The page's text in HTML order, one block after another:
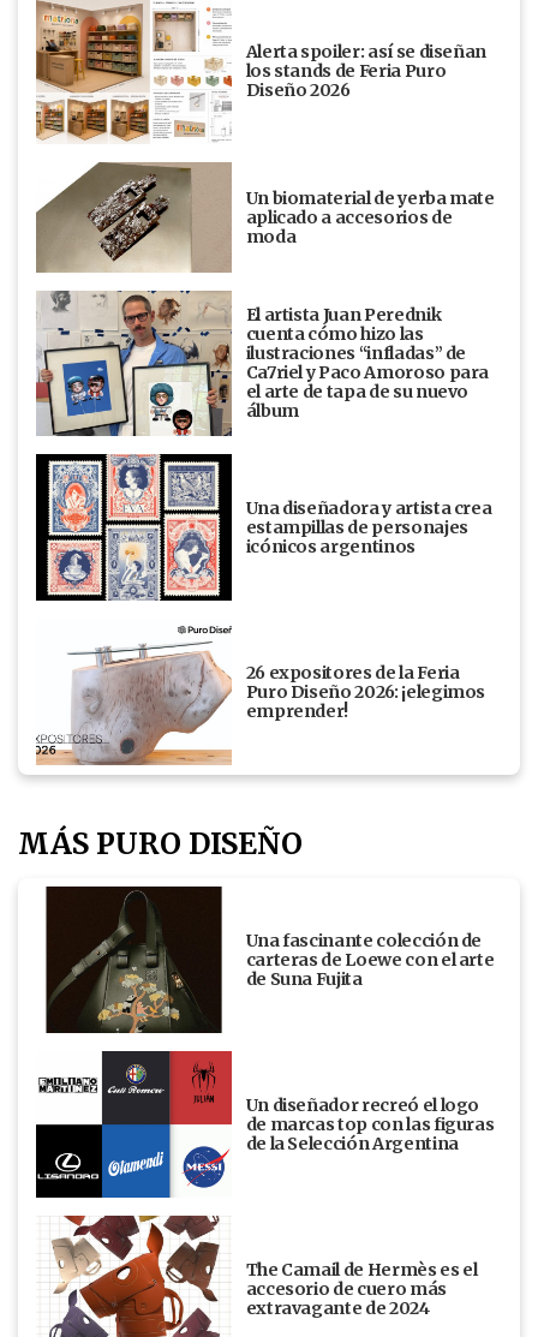
Alerta spoiler: así se diseñan
los stands de Feria Puro
Diseño 2026
Un biomaterial de yerba mate
aplicado a accesorios de
moda
El artista Juan Perednik
cuenta cómo hizo las
ilustraciones “infladas” de
Ca7riel y Paco Amoroso para
el arte de tapa de su nuevo
álbum
Una diseñadora y artista crea
estampillas de personajes
icónicos argentinos
26 expositores de la Feria
Puro Diseño 2026: ¡elegimos
emprender!
MÁS PURO DISEÑO
Una fascinante colección de
carteras de Loewe con el arte
de Suna Fujita
Un diseñador recreó el logo
de marcas top con las figuras
de la Selección Argentina
The Camail de Hermès es el
accesorio de cuero más
extravagante de 2024